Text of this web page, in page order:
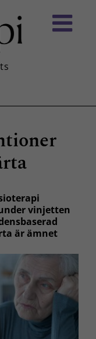
vinjetten
är ämnet